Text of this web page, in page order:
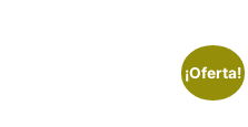
¡Oferta!